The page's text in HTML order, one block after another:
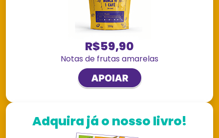
R$59,90
Notas de frutas amarelas
Adquira já o nosso livro!